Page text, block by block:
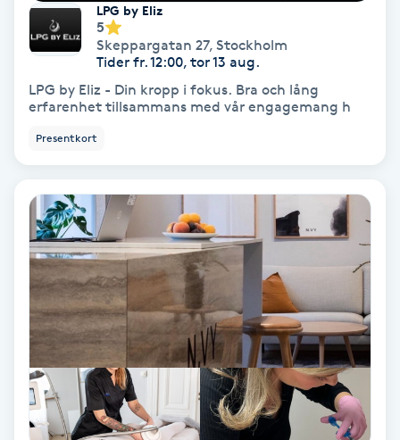
Nagelförlängning
Nagelförlängning akryl
Nagelförlängning gelé
Nagelförlängning silke
Nagelförstärkning
Nagelklippning
Nagelsvamp
Nageltrång
LPG by Eliz
5
Skeppargatan 27, Stockholm
Tider fr. 12:00, tor 13 aug.
LPG by Eliz - Din kropp i fokus. Bra och lång
erfarenhet tillsammans med vår engagemang h
Presentkort